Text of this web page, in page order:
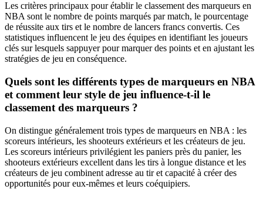
Les critères principaux pour établir le classement des marqueurs en
NBA sont le nombre de points marqués par match, le pourcentage
de réussite aux tirs et le nombre de lancers francs convertis. Ces
statistiques influencent le jeu des équipes en identifiant les joueurs
clés sur lesquels sappuyer pour marquer des points et en ajustant les
stratégies de jeu en conséquence.
Quels sont les différents types de marqueurs en NBA
et comment leur style de jeu influence-t-il le
classement des marqueurs ?
On distingue généralement trois types de marqueurs en NBA : les
scoreurs intérieurs, les shooteurs extérieurs et les créateurs de jeu.
Les scoreurs intérieurs privilégient les paniers près du panier, les
shooteurs extérieurs excellent dans les tirs à longue distance et les
créateurs de jeu combinent adresse au tir et capacité à créer des
opportunités pour eux-mêmes et leurs coéquipiers.